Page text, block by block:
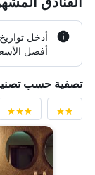
أدخل
أفضل
تصفية حسب